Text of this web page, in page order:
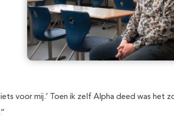
voor mij.’ Toen ik zelf Alpha deed was het